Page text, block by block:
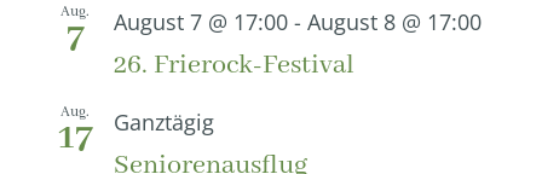
Aug.
7 August 7 @ 17:00 - August 8 @ 17:00
26. Frierock-Festival
Aug.
17 Ganztägig
Seniorenausflug